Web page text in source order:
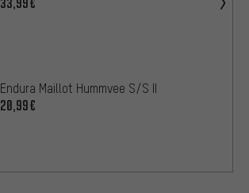
Endura Maillot Hummvee S/S II
20,99€